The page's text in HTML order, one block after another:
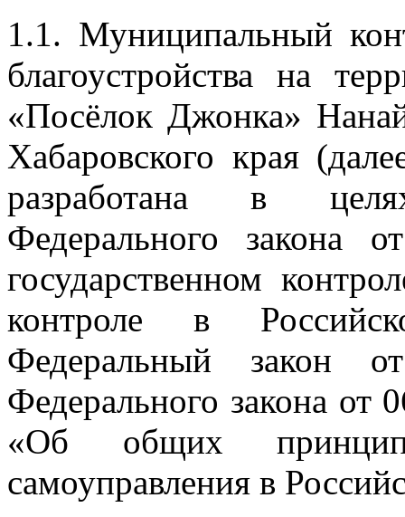
1.1. Муниципальный
благоустройства на
«Посёлок Джонка»
Хабаровского края
разработана в
Федерального
государственном
контроле в
Федеральный
Федерального закона
«Об общих
самоуправления в